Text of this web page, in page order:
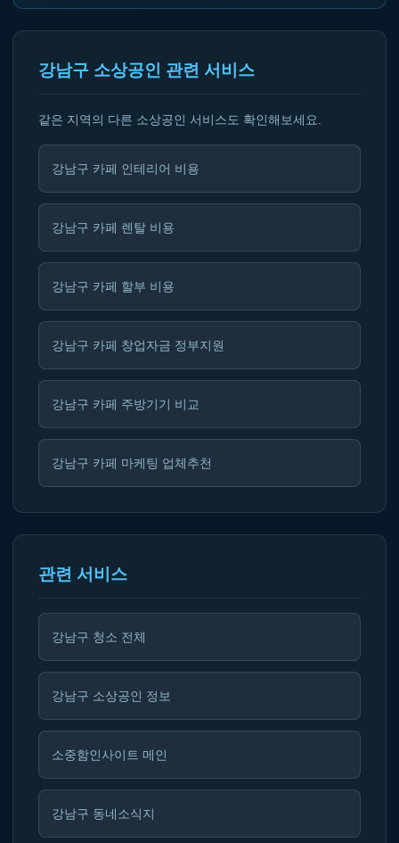
강남구 소상공인 관련 서비스
같은 지역의 다른 소상공인 서비스도 확인해보세요.
강남구 카페 인테리어 비용
강남구 카페 렌탈 비용
강남구 카페 할부 비용
강남구 카페 창업자금 정부지원
강남구 카페 주방기기 비교
강남구 카페 마케팅 업체추천
관련 서비스
강남구 청소 전체
강남구 소상공인 정보
소중함인사이트 메인
강남구 동네소식지